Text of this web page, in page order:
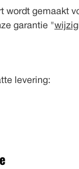
wordt gemaakt
garantie "
levering: